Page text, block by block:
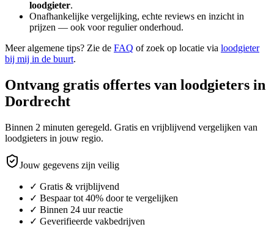
loodgieter.
Onafhankelijke vergelijking, echte reviews en inzicht in
prijzen — ook voor regulier onderhoud.
Meer algemene tips? Zie de FAQ of zoek op locatie via loodgieter
bij mij in de buurt.
Ontvang gratis offertes van loodgieters in
Dordrecht
Binnen 2 minuten geregeld. Gratis en vrijblijvend vergelijken van
loodgieters in jouw regio.
Jouw gegevens zijn veilig
✓ Gratis & vrijblijvend
✓ Bespaar tot 40% door te vergelijken
✓ Binnen 24 uur reactie
✓ Geverifieerde vakbedrijven